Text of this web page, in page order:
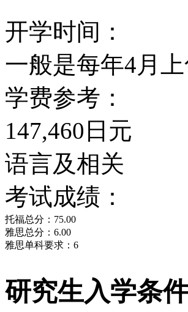
开学时间：
一般是每年4月
学费参考：
147,460日元
语言及相关
考试成绩：
托福总分：75.00
雅思总分：6.00
雅思单科要求：6
研究生入学条